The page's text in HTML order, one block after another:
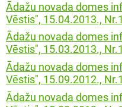
Ādažu novada domes
Vēstis", 15.04.2013.,
Ādažu novada domes
Vēstis", 15.03.2013.,
Ādažu novada domes
Vēstis", 15.09.2012.,
Ādažu novada domes